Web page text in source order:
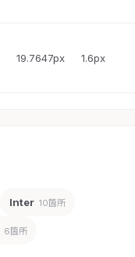
19.7647px 1.6px
Inter 10箇所
6箇所